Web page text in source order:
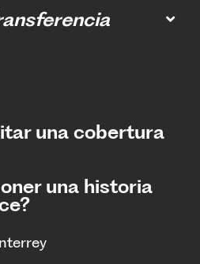
una cobertura
una historia